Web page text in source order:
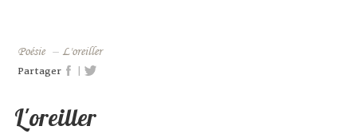
Poésie – L'oreiller
Partager |
L'oreiller